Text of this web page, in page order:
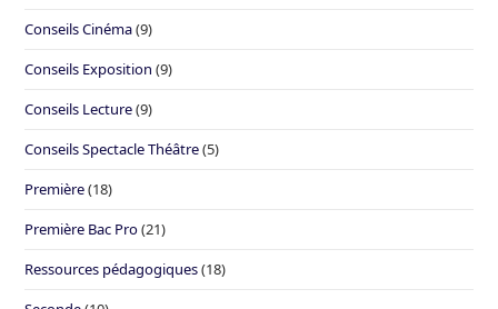
Conseils Cinéma(9)
Conseils Exposition (9)
Conseils Lecture(9)
Conseils Spectacle Théâtre(5)
Première(18)
Première Bac Pro(21)
Ressources pédagogiques(18)